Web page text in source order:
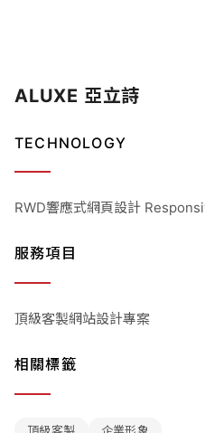
ALUXE 亞立詩
TECHNOLOGY
RWD響應式網頁設計
服務項目
頂級客製網站設計專案
相關標籤